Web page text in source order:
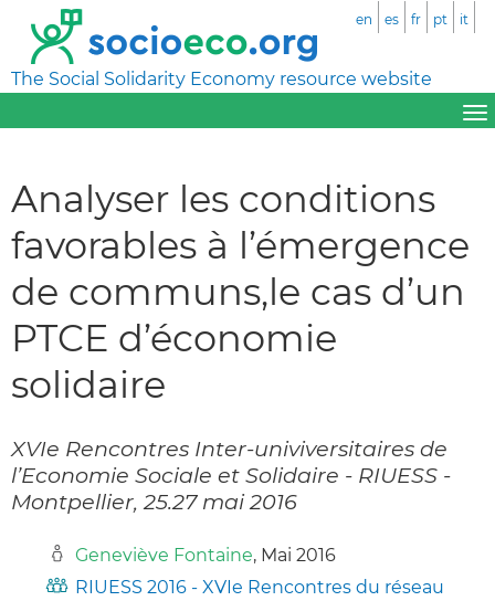
The Social Solidarity Economy resource website
en es fr pt it
Analyser les conditions
favorables à l’émergence
de communs,le cas d’un
PTCE d’économie
solidaire
XVIe Rencontres Inter-univiversitaires de
l’Economie Sociale et Solidaire - RIUESS -
Montpellier, 25.27 mai 2016
Geneviève Fontaine, Mai 2016
RIUESS 2016 - XVIe Rencontres du réseau